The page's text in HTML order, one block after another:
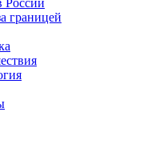
границей